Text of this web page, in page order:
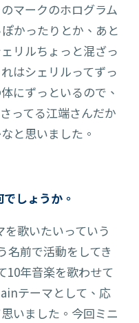
マークのホログラム
かったりとか、あと
リルちょっと混ざっ
はシェリルってずっ
にずっといるので、
ってる江端さんだか
と思いました。
しょうか。
歌いたいっていう
名前で活動をしてき
10年音楽を歌わせて
テーマとして、応
いました。今回ミニ